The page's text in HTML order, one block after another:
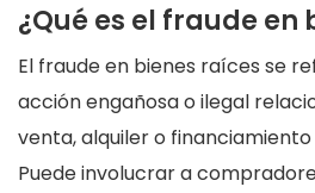
¿Qué es el fraude en
El fraude en bienes raíces se
acción engañosa o ilegal
venta, alquiler o
Puede involucrar a